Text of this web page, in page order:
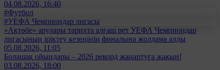
04.08.2026, 16:40
#Футбол
#УЕФА Чемпиондар лигасы
«Ақтөбе» арулары тарихта алғаш рет УЕФА Чемпиондар
лигасының іріктеу кезеңінің финалына жолдама алды
05.08.2026, 11:05
Болашақ ойындары – 2026 рекорд жаңартуға жақын!
03.08.2026, 18:00